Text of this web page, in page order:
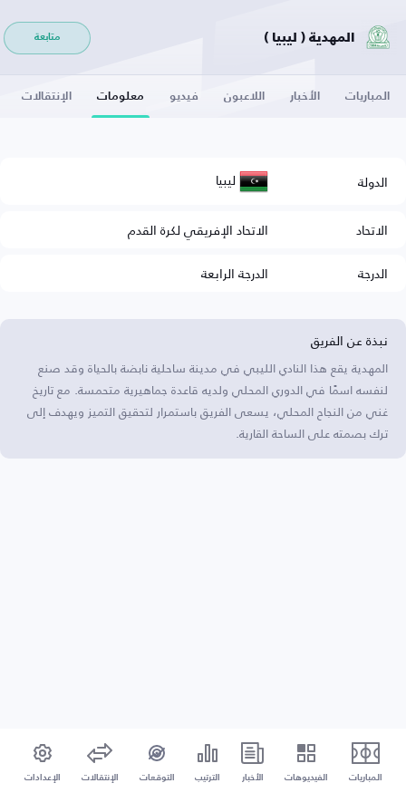
المهدية ( ليبيا ) متابعة
المباريات الأخبار اللاعبون فيديو معلومات الإنتقالات
الدولة ليبيا
الاتحاد
الاتحاد الإفريقي لكرة القدم
الدرجة
الدرجة الرابعة
نبذة عن الفريق
المهدية يقع هذا النادي الليبي في مدينة ساحلية نابضة بالحياة وقد صنع
لنفسه اسمًا في الدوري المحلي ولديه قاعدة جماهيرية متحمسة. مع تاريخ
غني من النجاح المحلي، يسعى الفريق باستمرار لتحقيق التميز ويهدف إلى
ترك بصمته على الساحة القارية.
المباريات الفيديوهات الأخبار الترتيب التوقعات الإنتقالات الإعدادات